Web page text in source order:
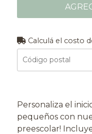
Calculá el costo
Personaliza el
pequeños con
preescolar!